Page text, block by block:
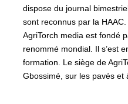
dispose du journal
sont reconnus par la HAAC.
AgriTorch media est fondé
renommé mondial. Il s’est
formation. Le siège de
Gbossimé, sur les pavés et